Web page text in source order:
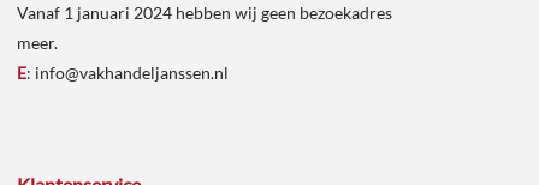
Vanaf 1 januari 2024 hebben wij geen bezoekadres
meer.
E: info@vakhandeljanssen.nl